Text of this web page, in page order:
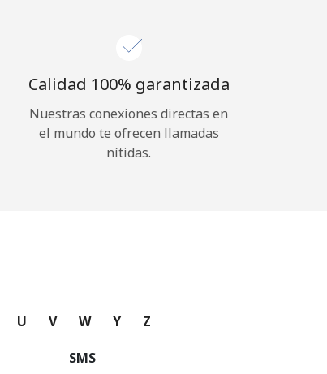
Calidad 100% garantizada
Nuestras conexiones directas en
el mundo te ofrecen llamadas
nítidas.
U V W Y Z
SMS